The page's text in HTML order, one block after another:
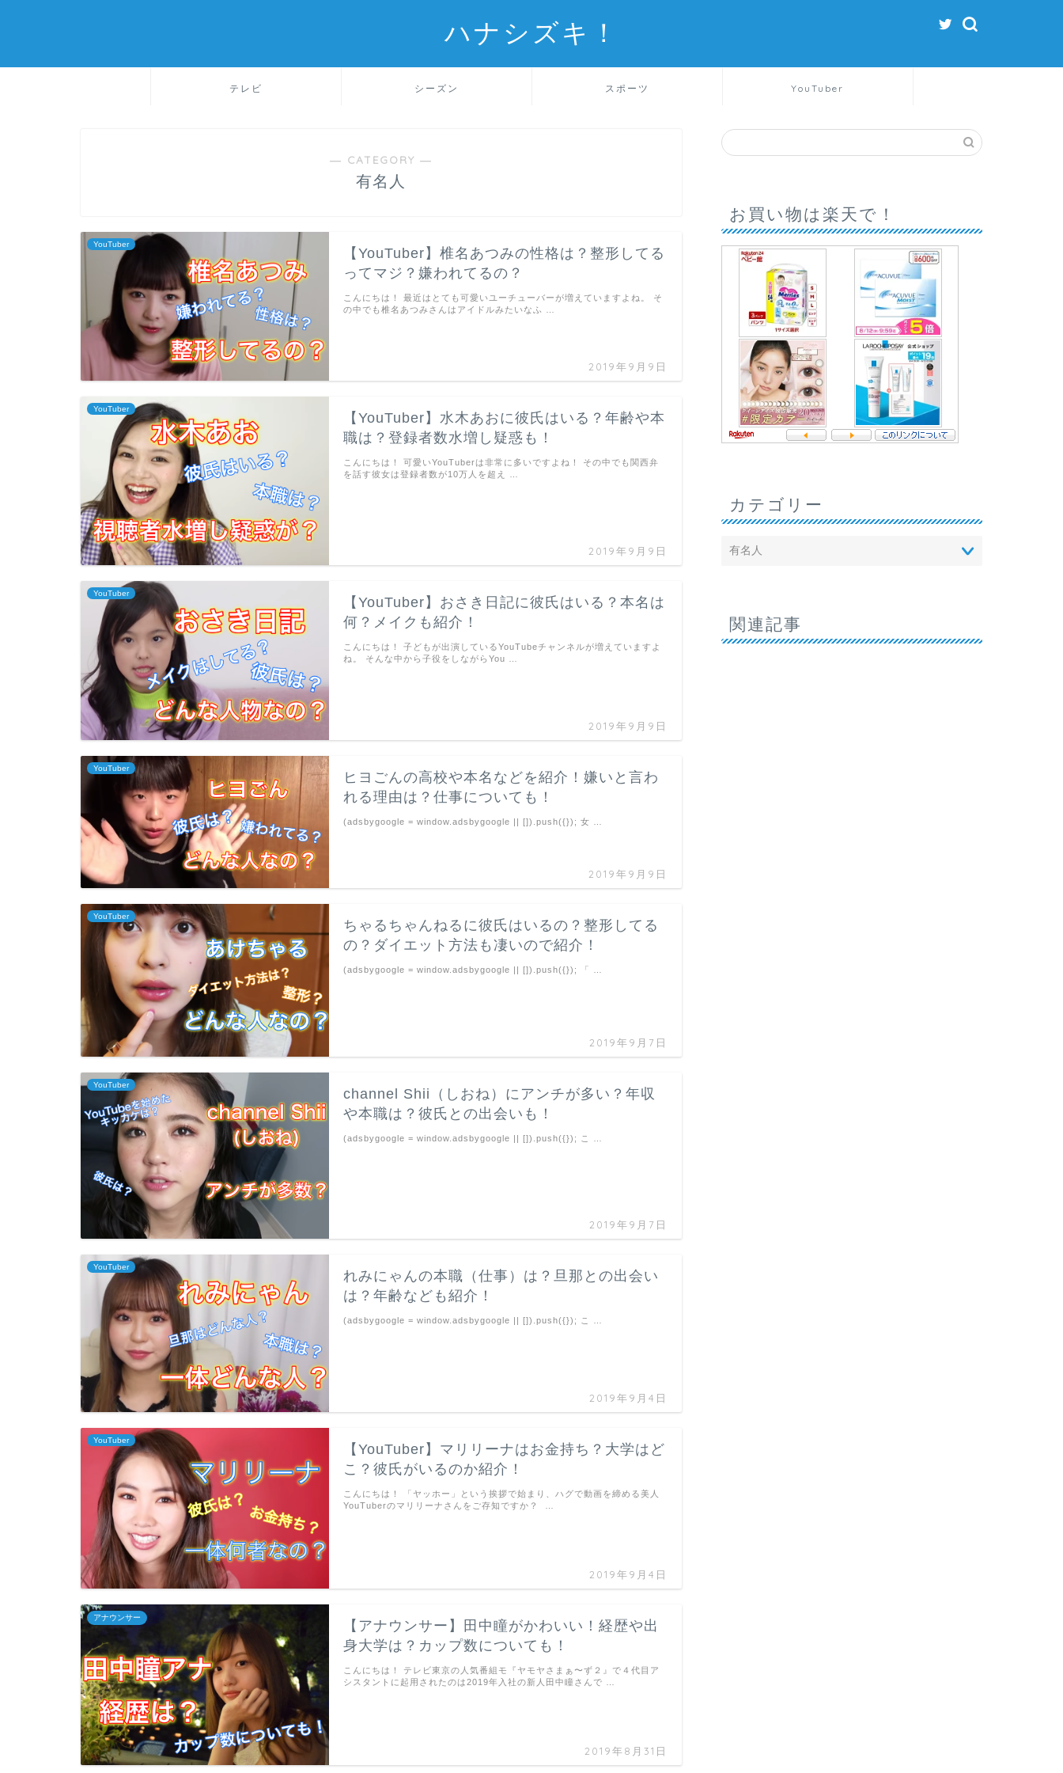
ハナシズキ！
テレビ シーズン スポーツ YouTuber
― CATEGORY ―
有名人
YouTuber
【YouTuber】椎名あつみの性格は？整形してる
ってマジ？嫌われてるの？
2019年9月9日
こんにちは！ 最近はとても可愛いユーチューバーが増えていますよね。 そ
の中でも椎名あつみさんはアイドルみたいなふ …
YouTuber
【YouTuber】水木あおに彼氏はいる？年齢や本
職は？登録者数水増し疑惑も！
2019年9月9日
こんにちは！ 可愛いYouTuberは非常に多いですよね！ その中でも関西弁
を話す彼女は登録者数が10万人を超え …
YouTuber
【YouTuber】おさき日記に彼氏はいる？本名は
何？メイクも紹介！
2019年9月9日
こんにちは！ 子どもが出演しているYouTubeチャンネルが増えていますよ
ね。 そんな中から子役をしながらYou …
YouTuber
ヒヨごんの高校や本名などを紹介！嫌いと言わ
れる理由は？仕事についても！
2019年9月9日
(adsbygoogle = window.adsbygoogle || []).push({}); 女 …
YouTuber
ちゃるちゃんねるに彼氏はいるの？整形してる
の？ダイエット方法も凄いので紹介！
2019年9月7日
(adsbygoogle = window.adsbygoogle || []).push({}); 「 …
YouTuber
channel Shii（しおね）にアンチが多い？年収
や本職は？彼氏との出会いも！
2019年9月7日
(adsbygoogle = window.adsbygoogle || []).push({}); こ …
YouTuber
れみにゃんの本職（仕事）は？旦那との出会い
は？年齢なども紹介！
2019年9月4日
(adsbygoogle = window.adsbygoogle || []).push({}); こ …
YouTuber
【YouTuber】マリリーナはお金持ち？大学はど
こ？彼氏がいるのか紹介！
2019年9月4日
こんにちは！ 「ヤッホー」という挨拶で始まり、ハグで動画を締める美人
YouTuberのマリリーナさんをご存知ですか？ …
アナウンサー
【アナウンサー】田中瞳がかわいい！経歴や出
身大学は？カップ数についても！
2019年8月31日
こんにちは！ テレビ東京の人気番組モ『ヤモヤさまぁ〜ず２』で４代目ア
シスタントに起用されたのは2019年入社の新人田中瞳さんで …
お買い物は楽天で！
カテゴリー
関連記事